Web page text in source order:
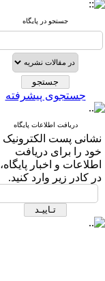
جستجو در پایگاه
جستجوی پیشرفته
دریافت اطلاعات پایگاه
نشانی پست الکترونیک
خود را برای دریافت
اطلاعات و اخبار پایگاه،
در کادر زیر وارد کنید.